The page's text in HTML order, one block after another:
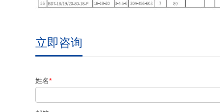
立即咨询
姓名*